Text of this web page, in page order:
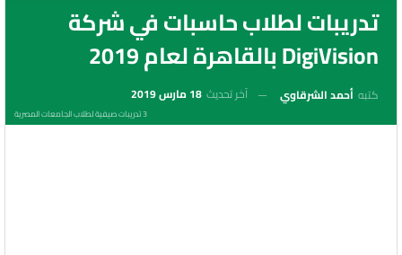
تدريبات لطلاب حاسبات في شركة
DigiVision بالقاهرة لعام 2019
كتبه أحمد الشرقاوي آخر تحديث 18 مارس 2019
3 تدريبات صيفية لطلاب الجامعات المصرية